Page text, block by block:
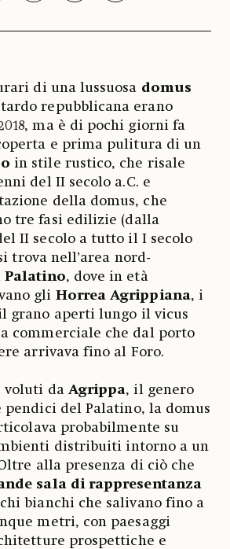
di una lussuosa domus
repubblicana erano
ma è di pochi giorni fa
e prima pulitura di un
in stile rustico, che risale
del II secolo a.C. e
della domus, che
tre fasi edilizie (dalla
II secolo a tutto il I secolo
trova nell’area nord-
Palatino, dove in età
gli Horrea Agrippiana, i
grano aperti lungo il vicus
commerciale che dal porto
arrivava fino al Foro.
voluti da Agrippa, il genero
pendici del Palatino, la domus
probabilmente su
distribuiti intorno a un
alla presenza di ciò che
sala di rappresentanza
bianchi che salivano fino a
metri, con paesaggi
prospettiche e